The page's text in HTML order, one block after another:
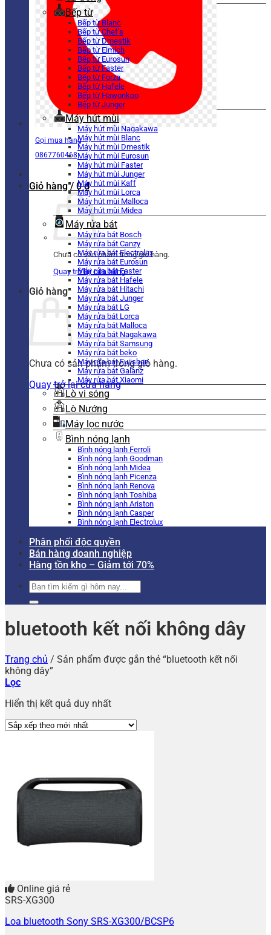
Gọi mua hàng
0867760468
Giỏ hàng / 0₫
Chưa có sản phẩm trong giỏ hàng.
Quay trở lại cửa hàng
Giỏ hàng
Chưa có sản phẩm trong giỏ hàng.
Quay trở lại cửa hàng
Bếp từ
Bếp từ Blanc
Bếp từ Chef’s
Bếp từ Dmestik
Bếp từ Elmich
Bếp từ Eurosun
Bếp từ Faster
Bếp từ Forza
Bếp từ Hafele
Bếp từ Hawonkoo
Bếp từ Junger
Máy hút mùi
Máy hút mùi Nagakawa
Máy hút mùi Blanc
Máy hút mùi Dmestik
Máy hút mùi Eurosun
Máy hút mùi Faster
Máy hút mùi Junger
Máy hút mùi Kaff
Máy hút mùi Lorca
Máy hút mùi Malloca
Máy hút mùi Midea
Máy rửa bát
Máy rửa bát Bosch
Máy rửa bát Canzy
Máy rửa bát Electrolux
Máy rửa bát Eurosun
Máy rửa bát Faster
Máy rửa bát Hafele
Máy rửa bát Hitachi
Máy rửa bát Junger
Máy rửa bát LG
Máy rửa bát Lorca
Máy rửa bát Malloca
Máy rửa bát Nagakawa
Máy rửa bát Samsung
Máy rửa bát beko
Máy rửa bát Fujishan
Máy rửa bát Galanz
Máy rửa bát Xiaomi
Lò vi sóng
Lò Nướng
Máy lọc nước
Bình nóng lạnh
Bình nóng lạnh Ferroli
Bình nóng lạnh Goodman
Bình nóng lạnh Midea
Bình nóng lạnh Picenza
Bình nóng lạnh Renova
Bình nóng lạnh Toshiba
Bình nóng lạnh Ariston
Bình nóng lạnh Casper
Bình nóng lạnh Electrolux
Phân phối độc quyền
Bán hàng doanh nghiệp
Hàng tồn kho – Giảm tới 70%
Tìm
kiếm:
bluetooth kết nối không dây
Trang chủ / Sản phẩm được gắn thẻ “bluetooth kết nối
không dây”
Lọc
Hiển thị kết quả duy nhất
Online giá rẻ
SRS-XG300
Loa bluetooth Sony SRS-XG300/BCSP6